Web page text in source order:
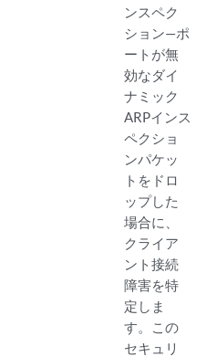
ンスペク
ション—ポ
ートが無
効なダイ
ナミック
ARPインス
ペクショ
ンパケッ
トをドロ
ップした
場合に、
クライア
ント接続
障害を特
定しま
す。この
セキュリ